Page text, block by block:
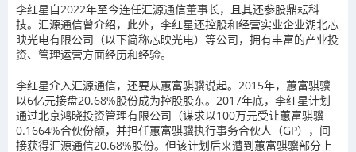
李红星自2022年至今连任汇源通信董事长，且其还参股鼎耘科
技。汇源通信曾介绍，此外，李红星还控股和经营实业企业湖北芯
映光电有限公司（以下简称芯映光电）等公司，拥有丰富的产业投
资、管理运营方面经历和经验。
李红星介入汇源通信，还要从蕙富骐骥说起。2015年，蕙富骐骥
以6亿元接盘20.68%股份成为控股股东。2017年底，李红星计划
通过北京鸿晓投资管理有限公司（谋求以100万元受让蕙富骐骥
0.1664%合伙份额，并担任蕙富骐骥执行事务合伙人（GP），间
接获得汇源通信20.68%股份。但该计划后来遭到蕙富骐骥部分上